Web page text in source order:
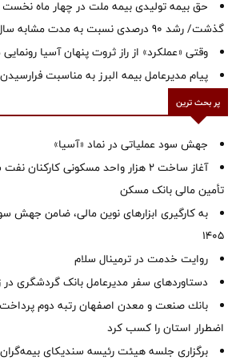
گذشت/ رشد 90 درصدی نسبت به مدت مشابه سال گذشته
وقتی «عملکرد» از راز ثروت پنهان آسیا
پیام مدیرعامل بیمه البرز به مناسبت فرارسیدن
پر بحث ترین
جهش سود عملیاتی در نماد «آسیا»
آغاز ساخت ۲ هزار واحد مسکونی
تأمین مالی بانک مسکن
به کارگیری ابزارهای نوین مالی، ضامن جهش
1405
روایت خدمت در ترمینال سلام
دستاوردهای سفر مدیرعامل بانک گردشگری در
بانك صنعت و معدن اصفهان رتبه دوم
اضطرار استان را كسب كرد
برگزاری جلسه هیئت رئیسه سندیکای بیمه‌گران